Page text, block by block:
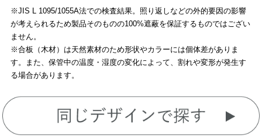
※JIS L 1095/1055A法での検査結果。照り返しなどの外的要因の影響
が考えられるため製品そのものの100%遮蔽を保証するものではござい
ません。
※合板（木材）は天然素材のため形状やカラーには個体差がありま
す。また、保管中の温度・湿度の変化によって、割れや変形が発生す
る場合があります。